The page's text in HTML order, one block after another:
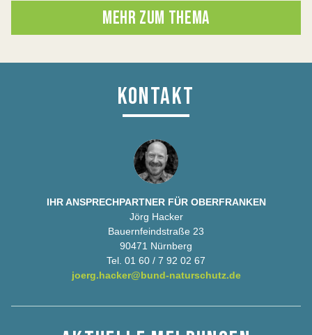
MEHR ZUM THEMA
KONTAKT
IHR ANSPRECHPARTNER FÜR OBERFRANKEN
Jörg Hacker
Bauernfeindstraße 23
90471 Nürnberg
Tel. 01 60 / 7 92 02 67
joerg.hacker@bund-naturschutz.de